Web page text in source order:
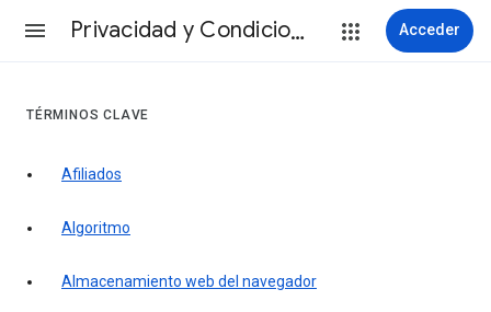
Privacidad y Condiciones Acceder
TÉRMINOS CLAVE
Afiliados
Algoritmo
Almacenamiento web del navegador